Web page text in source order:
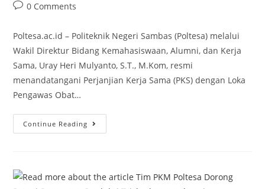
0 Comments
Poltesa.ac.id – Politeknik Negeri Sambas (Poltesa) melalui
Wakil Direktur Bidang Kemahasiswaan, Alumni, dan Kerja
Sama, Uray Heri Mulyanto, S.T., M.Kom, resmi
menandatangani Perjanjian Kerja Sama (PKS) dengan Loka
Pengawas Obat…
Continue Reading